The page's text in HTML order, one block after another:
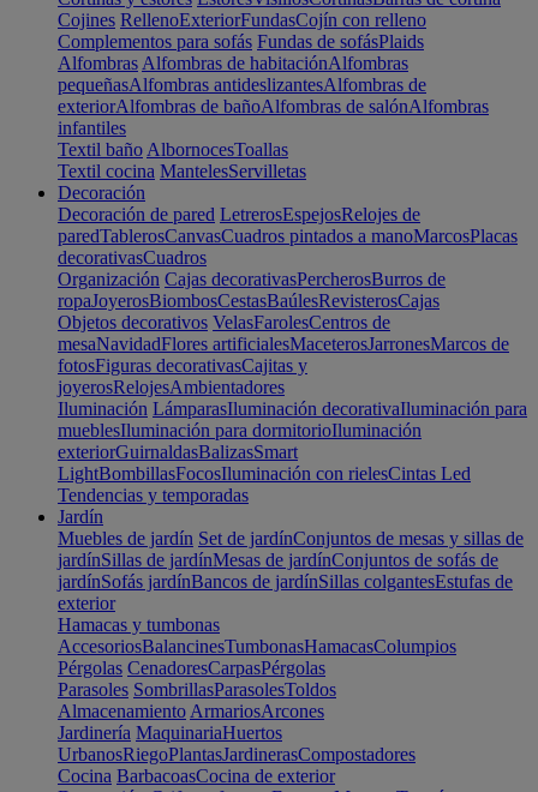
Cojines RellenoExteriorFundasCojín con relleno
Complementos para sofás Fundas de sofásPlaids
Alfombras Alfombras de habitaciónAlfombras
pequeñasAlfombras antideslizantesAlfombras de
exteriorAlfombras de bañoAlfombras de salónAlfombras
infantiles
Textil baño AlbornocesToallas
Textil cocina MantelesServilletas
Decoración
Decoración de pared LetrerosEspejosRelojes de
paredTablerosCanvasCuadros pintados a manoMarcosPlacas
decorativasCuadros
Organización Cajas decorativasPercherosBurros de
ropaJoyerosBiombosCestasBaúlesRevisterosCajas
Objetos decorativos VelasFarolesCentros de
mesaNavidadFlores artificialesMaceterosJarronesMarcos de
fotosFiguras decorativasCajitas y
joyerosRelojesAmbientadores
Iluminación LámparasIluminación decorativaIluminación para
mueblesIluminación para dormitorioIluminación
exteriorGuirnaldasBalizasSmart
LightBombillasFocosIluminación con rielesCintas Led
Tendencias y temporadas
Jardín
Muebles de jardín Set de jardínConjuntos de mesas y sillas de
jardínSillas de jardínMesas de jardínConjuntos de sofás de
jardínSofás jardínBancos de jardínSillas colgantesEstufas de
exterior
Hamacas y tumbonas
AccesoriosBalancinesTumbonasHamacasColumpios
Pérgolas CenadoresCarpasPérgolas
Parasoles SombrillasParasolesToldos
Almacenamiento ArmariosArcones
Jardinería MaquinariaHuertos
UrbanosRiegoPlantasJardinerasCompostadores
Cocina BarbacoasCocina de exterior